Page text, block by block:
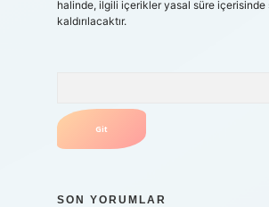
halinde, ilgili içerikler yasal süre içerisinde
kaldırılacaktır.
SON YORUMLAR